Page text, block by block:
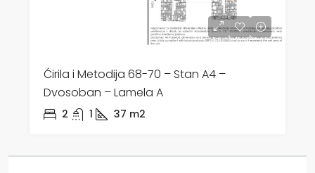
Ćirila i Metodija 68-70 – Stan A4 –
Dvosoban – Lamela A
2 1 37 m2